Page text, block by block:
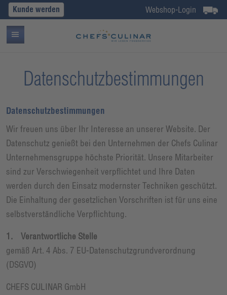
Kunde werden Webshop-Login
Datenschutzbestimmungen
Datenschutzbestimmungen
Wir freuen uns über Ihr Interesse an unserer Website. Der
Datenschutz genießt bei den Unternehmen der Chefs Culinar
Unternehmensgruppe höchste Priorität. Unsere Mitarbeiter
sind zur Verschwiegenheit verpflichtet und Ihre Daten
werden durch den Einsatz modernster Techniken geschützt.
Die Einhaltung der gesetzlichen Vorschriften ist für uns eine
selbstverständliche Verpflichtung.
1. Verantwortliche Stelle
gemäß Art. 4 Abs. 7 EU-Datenschutzgrundverordnung
(DSGVO)
CHEFS CULINAR GmbH